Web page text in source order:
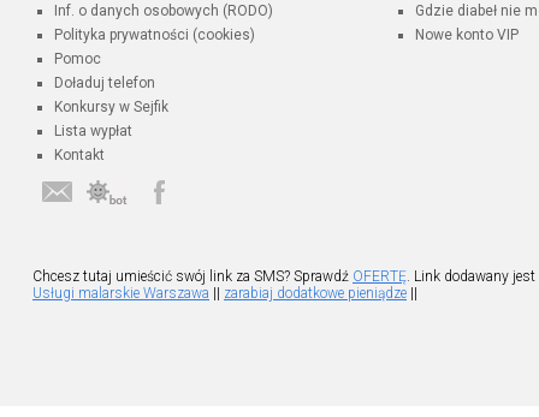
Inf. o danych osobowych (RODO)
Polityka prywatności (cookies)
Pomoc
Doładuj telefon
Konkursy w Sejfik
Lista wypłat
Kontakt
Gdzie diabeł nie
Nowe konto VIP
Chcesz tutaj umieścić swój link za SMS? Sprawdź OFERTĘ. Link dodawany
Usługi malarskie Warszawa
zarabiaj dodatkowe pieniądze